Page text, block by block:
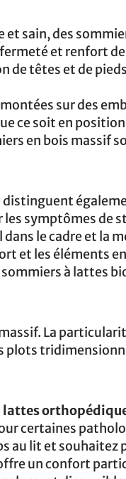
sain, des
et renfort
de têtes et de
sur des
ce soit en
en bois massif
distinguent
symptômes de
le cadre et la
et les éléments
à lattes
La
lattes
certaines
au lit et souhaitez
un confort